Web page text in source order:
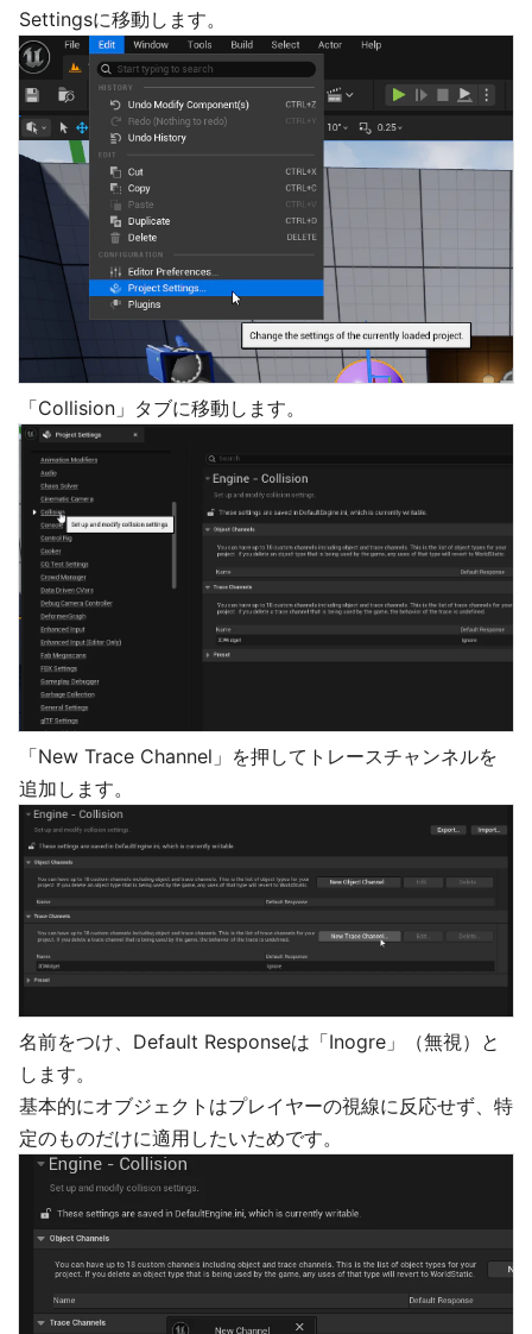
Settingsに移動します。
「Collision」タブに移動します。
「New Trace Channel」を押してトレースチャンネルを
追加します。
名前をつけ、Default Responseは「Inogre」（無視）と
します。
基本的にオブジェクトはプレイヤーの視線に反応せず、特
定のものだけに適用したいためです。